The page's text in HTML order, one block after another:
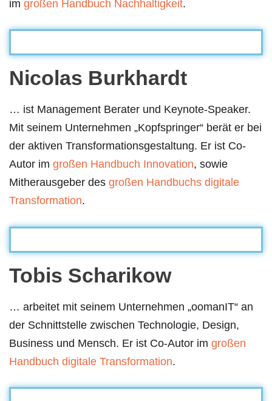
im großen Handbuch Nachhaltigkeit.
Nicolas Burkhardt
… ist Management Berater und Keynote-Speaker.
Mit seinem Unternehmen „Kopfspringer“ berät er bei
der aktiven Transformationsgestaltung. Er ist Co-
Autor im großen Handbuch Innovation, sowie
Mitherausgeber des großen Handbuchs digitale
Transformation.
Tobis Scharikow
… arbeitet mit seinem Unternehmen „oomanIT“ an
der Schnittstelle zwischen Technologie, Design,
Business und Mensch. Er ist Co-Autor im großen
Handbuch digitale Transformation.